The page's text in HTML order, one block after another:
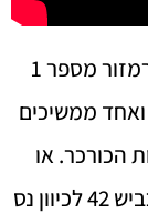
עוברים את ראשון לציון וברמזור מספר 1
ואחד ממשיכים
הכורכר. או
מכביש 4 לצאת במחלף גן רווה אל עבר כביש 42 לכיוון נס